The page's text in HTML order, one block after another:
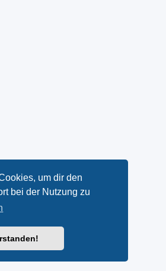
um dir den
bei der Nutzung zu